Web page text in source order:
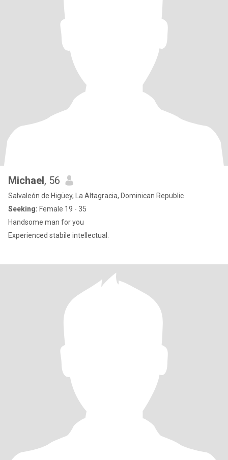
Michael, 56
Salvaleón de Higüey, La Altagracia, Dominican Republic
Seeking: Female 19 - 35
Handsome man for you
Experienced stabile intellectual.